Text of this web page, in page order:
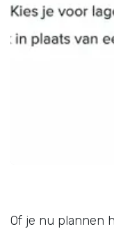
Of je nu plannen